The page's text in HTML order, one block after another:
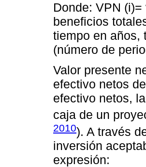
Donde: VPN
beneficios
tiempo en años,
(número de
Valor presente
efectivo netos
efectivo netos,
caja de un
2010). A través
inversión
expresión: